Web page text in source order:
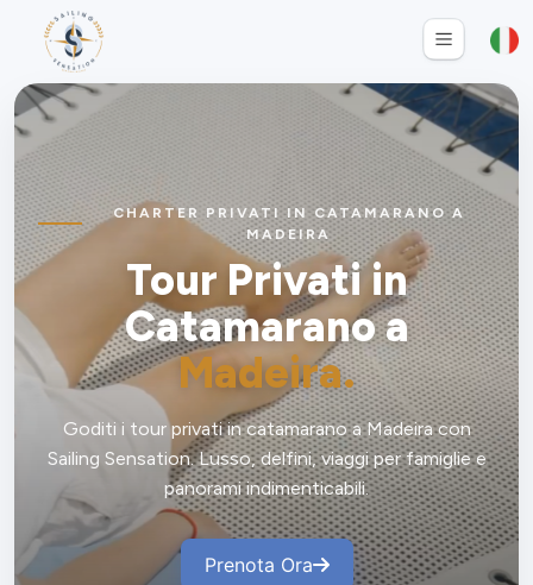
CHARTER PRIVATI IN CATAMARANO A
MADEIRA
Tour Privati in
Catamarano a
Madeira.
Goditi i tour privati in catamarano a Madeira con
Sailing Sensation. Lusso, delfini, viaggi per famiglie e
panorami indimenticabili.
Prenota Ora
Invia